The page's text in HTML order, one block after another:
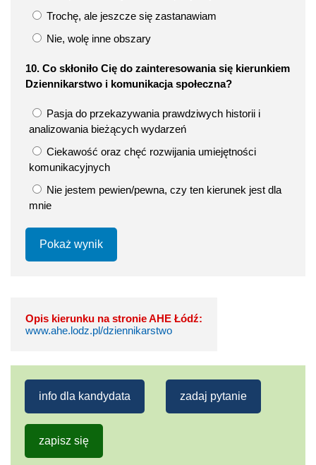
Trochę, ale jeszcze się zastanawiam
Nie, wolę inne obszary
10. Co skłoniło Cię do zainteresowania się kierunkiem
Dziennikarstwo i komunikacja społeczna?
Pasja do przekazywania prawdziwych historii i
analizowania bieżących wydarzeń
Ciekawość oraz chęć rozwijania umiejętności
komunikacyjnych
Nie jestem pewien/pewna, czy ten kierunek jest dla
mnie
Pokaż wynik
Opis kierunku na stronie AHE Łódź:
www.ahe.lodz.pl/dziennikarstwo
info dla kandydata zadaj pytanie
zapisz się